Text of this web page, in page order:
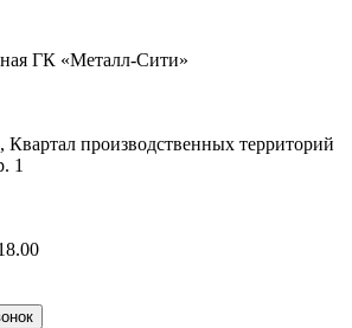
ГК «Металл-Сити»
производственных территорий
1